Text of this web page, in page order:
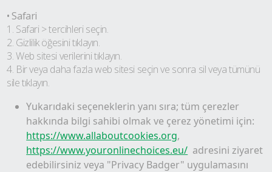
• Safari
1. Safari > tercihleri seçin.
2. Gizlilik öğesini tıklayın.
3. Web sitesi verilerini tıklayın.
4. Bir veya daha fazla web sitesi seçin ve sonra sil veya tümünü
sile tıklayın.
Yukarıdaki seçeneklerin yanı sıra; tüm çerezler
hakkında bilgi sahibi olmak ve çerez yönetimi için:
https://www.allaboutcookies.org,
https://www.youronlinechoices.eu/ adresini ziyaret
edebilirsiniz veya "Privacy Badger" uygulamasını